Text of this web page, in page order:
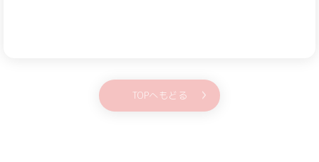
TOPへもどる